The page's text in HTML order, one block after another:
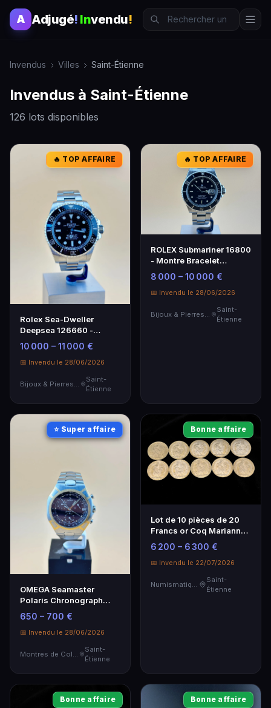
A Adjugé! Invendu!
Invendus Villes Saint-Étienne
Invendus à Saint-Étienne
126 lots disponibles
🔥 TOP AFFAIRE
Rolex Sea-Dweller
Deepsea 126660 -
Montre Bracelet Acier
Homme
10 000 – 11 000 €
📅 Invendu le 28/06/2026
Bijoux & Pierres Précieuses
Saint-
Étienne
🔥 TOP AFFAIRE
ROLEX Submariner 16800
- Montre Bracelet
Homme Acier Noir
8 000 – 10 000 €
📅 Invendu le 28/06/2026
Saint-
Étienne
⭐ Super affaire
OMEGA Seamaster
Polaris Chronograph
Acier et Or 386.1031.1
650 – 700 €
📅 Invendu le 28/06/2026
Montres de Collection
Saint-
Étienne
Bonne affaire
Lot de 10 pièces de 20
Francs or Coq Marianne -
Investissement
Numismatique
6 200 – 6 300 €
📅 Invendu le 22/07/2026
Saint-
Étienne
Bonne affaire Bonne affaire